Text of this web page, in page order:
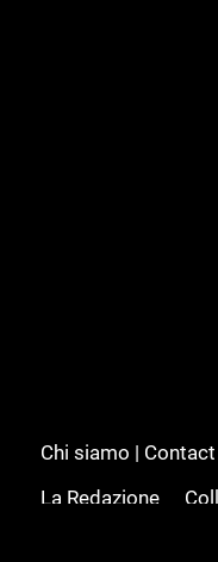
Chi siamo |
La Redazione